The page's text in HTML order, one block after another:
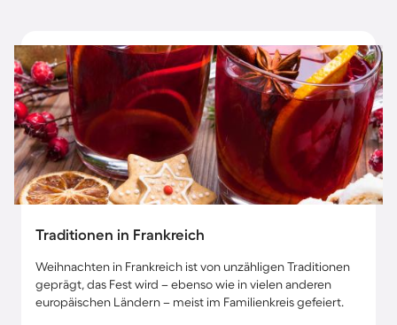
Traditionen in Frankreich
Weihnachten in Frankreich ist von unzähligen Traditionen
geprägt, das Fest wird – ebenso wie in vielen anderen
europäischen Ländern – meist im Familienkreis gefeiert.